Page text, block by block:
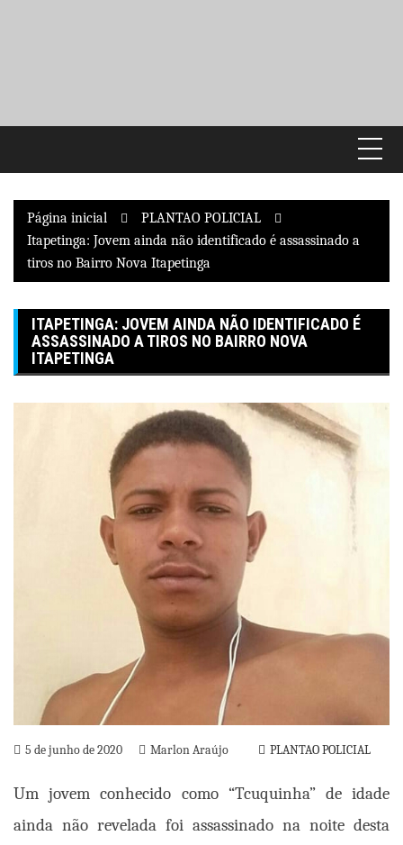
Página inicial
PLANTAO POLICIAL
Itapetinga: Jovem ainda não identificado é assassinado a
tiros no Bairro Nova Itapetinga
ITAPETINGA: JOVEM AINDA NÃO IDENTIFICADO É
ASSASSINADO A TIROS NO BAIRRO NOVA
ITAPETINGA
5 de junho de 2020 Marlon Araújo PLANTAO POLICIAL
Um jovem conhecido como “Tcuquinha” de idade
ainda não revelada foi assassinado na noite desta